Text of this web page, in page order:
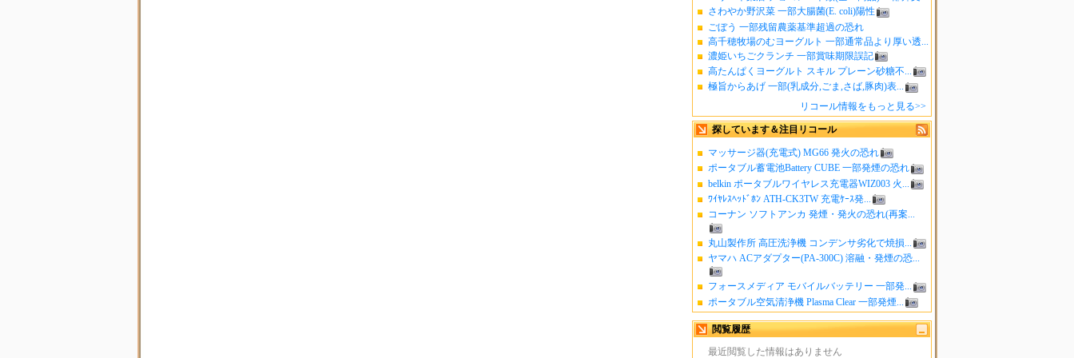
さわやか野沢菜 一部大腸菌(E. coli)陽性
ごぼう 一部残留農薬基準超過の恐れ
高千穂牧場のむヨーグルト 一部通常品より厚い透...
濃姫いちごクランチ 一部賞味期限誤記
高たんぱくヨーグルト スキル プレーン砂糖不...
極旨からあげ 一部(乳成分,ごま,さば,豚肉)表...
リコール情報をもっと見る>>
探しています＆注目リコール
マッサージ器(充電式) MG66 発火の恐れ
ポータブル蓄電池Battery CUBE 一部発煙の恐れ
belkin ポータブルワイヤレス充電器WIZ003 火...
ﾜｲﾔﾚｽﾍｯﾄﾞﾎﾝ ATH-CK3TW 充電ｹｰｽ発...
コーナン ソフトアンカ 発煙・発火の恐れ(再案...
丸山製作所 高圧洗浄機 コンデンサ劣化で焼損...
ヤマハ ACアダプター(PA-300C) 溶融・発煙の恐...
フォースメディア モバイルバッテリー 一部発...
ポータブル空気清浄機 Plasma Clear 一部発煙...
閲覧履歴
最近閲覧した情報はありません